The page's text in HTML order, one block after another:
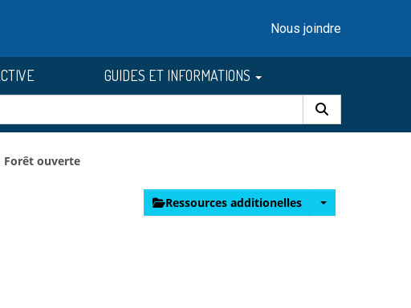
Nous joindre
GUIDES ET INFORMATIONS
Forêt ouverte
Ressources additionelles